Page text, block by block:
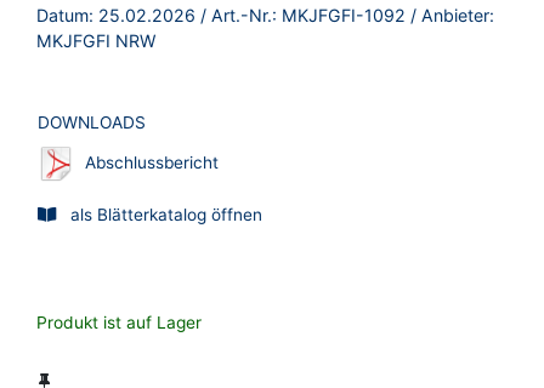
Datum: 25.02.2026 / Art.-Nr.: MKJFGFI-1092 / Anbieter:
MKJFGFI NRW
DOWNLOADS
Abschlussbericht
als Blätterkatalog öffnen
Produkt ist auf Lager